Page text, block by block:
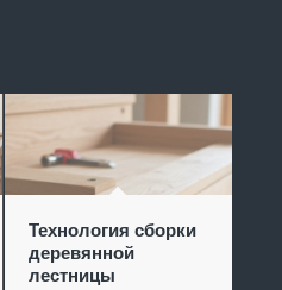
Технология сборки
деревянной
лестницы